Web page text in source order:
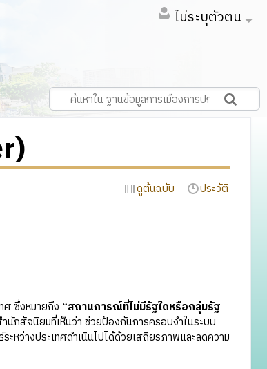
ไม่ระบุตัวตน
ดูต้นฉบับ ประวัติ
ซึ่งหมายถึง “สถานการณ์ที่ไม่มีรัฐใดหรือกลุ่มรัฐ
กสัจนิยมที่เห็นว่า ช่วยป้องกันการครอบงำในระบบ
ะหว่างประเทศดำเนินไปได้ด้วยเสถียรภาพและลดความ